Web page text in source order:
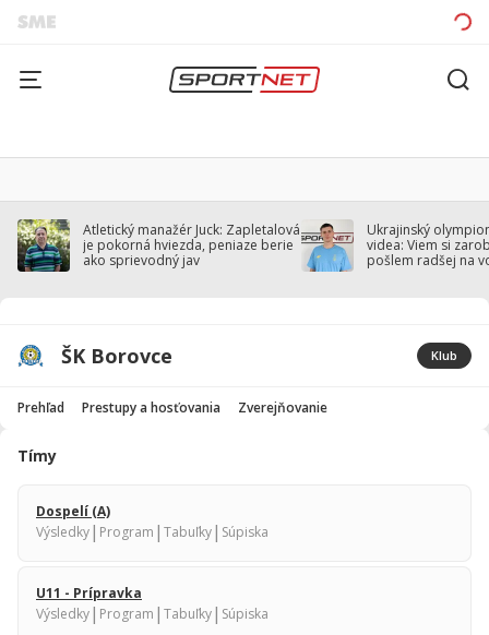
Atletický manažér Juck: Zapletalová
je pokorná hviezda, peniaze berie
ako sprievodný jav
Ukrajinský
videa: Viem si
pošlem radšej na
ŠK Borovce Klub
Prehľad Prestupy a hosťovania Zverejňovanie
Tímy
Dospelí (A)
Výsledky| Program | Tabuľky| Súpiska
U11 - Prípravka
Výsledky| Program | Tabuľky| Súpiska